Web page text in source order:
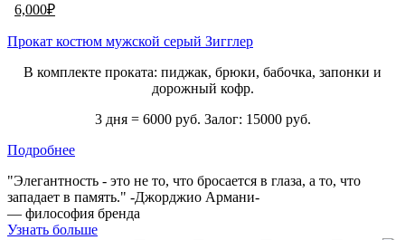
6,000₽
Прокат костюм мужской серый Зигглер
В комплекте проката: пиджак, брюки, бабочка, запонки и
дорожный кофр.
3 дня = 6000 руб. Залог: 15000 руб.
Подробнее
"Элегантность - это не то, что бросается в глаза, а то, что
западает в память." -Джорджио Армани-
— философия бренда
Узнать больше